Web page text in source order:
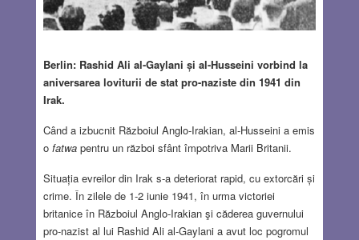
Berlin: Rashid Ali al-Gaylani și al-Husseini vorbind la
aniversarea loviturii de stat pro-naziste din 1941 din
Irak.
Când a izbucnit Războiul Anglo-Irakian, al-Husseini a emis
o fatwapentru un război sfânt împotriva Marii Britanii.
Situația evreilor din Irak s-a deteriorat rapid, cu extorcări și
crime. În zilele de 1-2 iunie 1941, în urma victoriei
britanice în Războiul Anglo-Irakian şi căderea guvernului
pro-nazist al lui Rashid Ali al-Gaylani a avut loc pogromul